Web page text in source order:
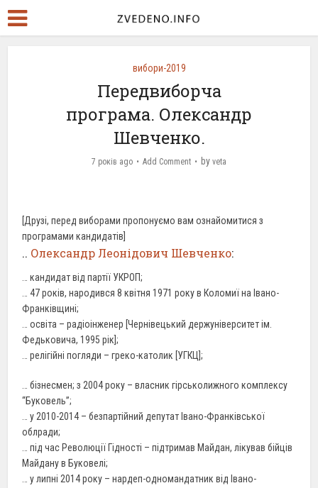
вибори-2019
Передвиборча
програма. Олександр
Шевченко.
7 років ago Add Comment by veta
[Друзі, перед виборами пропонуємо вам ознайомитися з
програмами кандидатів]
.. Олександр Леонідович Шевченко:
… кандидат від партії УКРОП;
… 47 років, народився 8 квітня 1971 року в Коломиї на Івано-
Франківщині;
… освіта – радіоінженер [Чернівецький держуніверситет ім.
Федьковича, 1995 рік];
… релігійні погляди – греко-католик [УГКЦ];
… бізнесмен; з 2004 року – власник гірськолижного комплексу
“Буковель”;
… у 2010-2014 – безпартійний депутат Івано-Франківської
облради;
… під час Революції Гідності – підтримав Майдан, лікував бійців
Майдану в Буковелі;
… у липні 2014 року – нардеп-одномандатник від Івано-